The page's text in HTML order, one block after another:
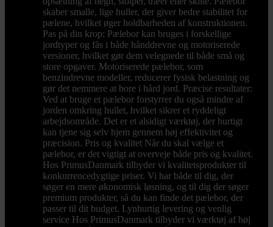
skaber smalle, lige huller, der giver bedre stabilitet for
pælene, hvilket øger holdbarheden af konstruktionen.
Pas på din krop: Pælebor kan bruges i forskellige
jordtyper og fås i både hånddrevne og motoriserede
versioner, hvilket gør dem velegnede til både små og
store opgaver. Motoriserede pælebor, som
benzindrevne modeller, reducerer fysisk belastning og
gør det nemmere at bore i hård jord. Præcise resultater:
Ved at bruge et pælebor forstyrrer du også mindre af
jorden omkring hullet, hvilket sikrer et ryddeligt
arbejdsområde. Det er et alsidigt værktøj, der hurtigt
kan tjene sig selv hjem gennem høj effektivitet og
præcision. Pris og kvalitet Når du skal vælge et
pælebor, er det vigtigt at overveje både pris og kvalitet.
Hos PrimusDanmark tilbyder vi kvalitetsprodukter til
konkurrencedygtige priser. Vi har både til dig, der
søger en mere økonomisk løsning, og til dig der søger
premium produkter, så du kan finde det pælebor, der
passer til dit budget. Lynhurtig levering og venlig
service Hos PrimusDanmark tilbyder vi værktøj af høj